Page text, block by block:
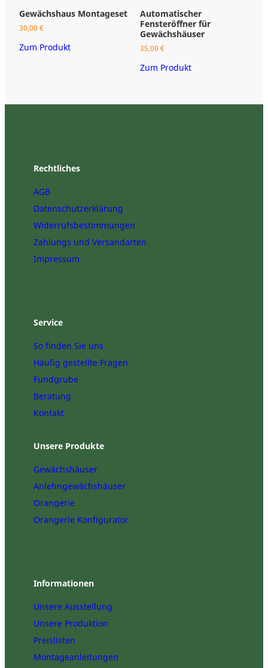
Gewächshaus Montageset
30,00 €
Zum Produkt
Automatischer
Fensteröffner für
Gewächshäuser
35,00 €
Zum Produkt
Rechtliches
AGB
Datenschutzerklärung
Widerrufsbestimmungen
Zahlungs und Versandarten
Impressum
Service
So finden Sie uns
Häufig gestellte Fragen
Fundgrube
Beratung
Kontakt
Unsere Produkte
Gewächshäuser
Anlehngewächshäuser
Orangerie
Orangerie Konfigurator
Informationen
Unsere Ausstellung
Unsere Produktion
Preislisten
Montageanleitungen